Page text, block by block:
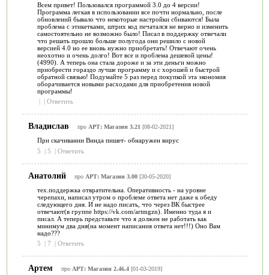
Всем привет! Пользовался программой 3.0 до 4 версии!
Программа легкая в использовании все почти нормально, после
обновлений бывало что некоторые настройки сбиваются! Была
проблема с этикетками, штрих код печатался не верно и изменить
самостоятельно не возможно было! Писал в поддержку отвечали
что решать прошло больше полугода они решило с новой
версией 4.0 но ее вновь нужно приобретать! Отвечают очень
неохотно и очень долго! Вот все и проблема дешевой цены!
(4990). А теперь она стала дороже и за эти деньги можно
приобрести гораздо лучше программу и с хорошей и быстрой
обратной связью! Подумайте 5 раз перед покупкой эта экономия
оборачивается новыми расходами для приобретения новой
программы!
Ответить
Владислав про АРТ: Магазин 3.21[08-02-2021]
При скачивании Винда пишет- обнаружен вирус
5
| 5 | Ответить
Анатолий про АРТ: Магазин 3.00[30-05-2020]
тех.поддержка отвратительна. Оперативность - на уровне
черепахи, написал утром о проблеме ответа нет даже к обеду
следующего дня. И не надо писать, что через ВК быстрее
отвечают(в группе https://vk.com/artmgzn). Именно туда я и
писал. А теперь представьте что я должен не работать как
минимум два дня(на момент написания ответа нет!!!) Оно Вам
надо???
5
7 Ответить
Артем про АРТ: Магазин 2.46.4[01-03-2019]